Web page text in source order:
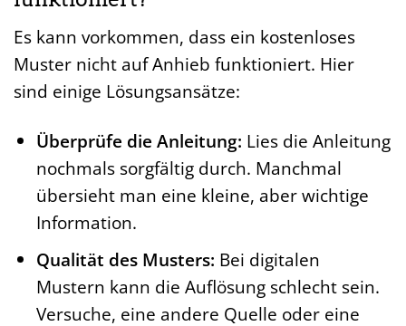
Es kann vorkommen, dass ein kostenloses
Muster nicht auf Anhieb funktioniert. Hier
sind einige Lösungsansätze:
Überprüfe die Anleitung: Lies die Anleitung
nochmals sorgfältig durch. Manchmal
übersieht man eine kleine, aber wichtige
Information.
Qualität des Musters: Bei digitalen
Mustern kann die Auflösung schlecht sein.
Versuche, eine andere Quelle oder eine